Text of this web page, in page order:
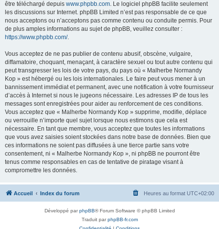
être téléchargé depuis www.phpbb.com. Le logiciel phpBB facilite seulement
les discussions sur Internet. phpBB Limited n’est pas responsable de ce que
nous acceptons ou n’acceptons pas comme contenu ou conduite permis. Pour
de plus amples informations au sujet de phpBB, veuillez consulter :
https://www.phpbb.com/.
Vous acceptez de ne pas publier de contenu abusif, obscène, vulgaire,
diffamatoire, choquant, menaçant, à caractère sexuel ou tout autre contenu qui
peut transgresser les lois de votre pays, du pays où « Malherbe Normandy
Kop » est hébergé ou les lois internationales. Le faire peut vous mener à un
bannissement immédiat et permanent, avec une notification à votre fournisseur
d’accès à Internet si nous le jugeons nécessaire. Les adresses IP de tous les
messages sont enregistrées pour aider au renforcement de ces conditions.
Vous acceptez que « Malherbe Normandy Kop » supprime, modifie, déplace
ou verrouille n’importe quel sujet lorsque nous estimons que cela est
nécessaire. En tant que membre, vous acceptez que toutes les informations
que vous avez saisies soient stockées dans notre base de données. Bien que
ces informations ne soient pas diffusées à une tierce partie sans votre
consentement, ni « Malherbe Normandy Kop », ni phpBB ne pourront être
tenus comme responsables en cas de tentative de piratage visant à
compromettre les données.
Accueil Index du forum Heures au format UTC+02:00
Développé parphpBB® Forum Software © phpBB Limited
Traduit parphpBB-fr.com